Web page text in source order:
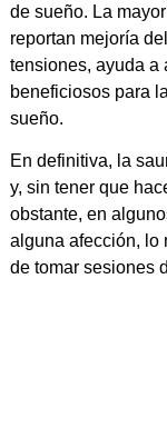
de sueño. La
reportan mejoría
tensiones, ayuda a
beneficiosos para
sueño.
En definitiva, la
y, sin tener que
obstante, en
alguna afección, lo
de tomar sesiones